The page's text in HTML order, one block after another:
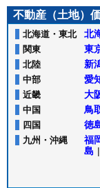
不動産（土地）
北海道・東北 北
関東 東
北陸 新
中部 愛
近畿 大
中国 鳥
四国 徳
九州・沖縄 福
島 |